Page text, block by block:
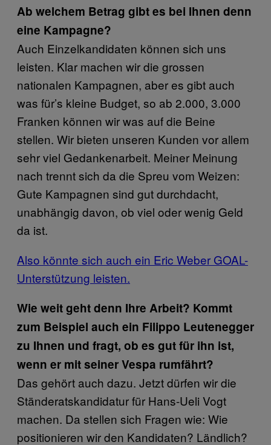
Ab welchem Betrag gibt es bei Ihnen denn
eine Kampagne?
Auch Einzelkandidaten können sich uns
leisten. Klar machen wir die grossen
nationalen Kampagnen, aber es gibt auch
was für’s kleine Budget, so ab 2.000, 3.000
Franken können wir was auf die Beine
stellen. Wir bieten unseren Kunden vor allem
sehr viel Gedankenarbeit. Meiner Meinung
nach trennt sich da die Spreu vom Weizen:
Gute Kampagnen sind gut durchdacht,
unabhängig davon, ob viel oder wenig Geld
da ist.
Also könnte sich auch ein Eric Weber GOAL-
Unterstützung leisten.
Wie weit geht denn Ihre Arbeit? Kommt
zum Beispiel auch ein Filippo Leutenegger
zu Ihnen und fragt, ob es gut für ihn ist,
wenn er mit seiner Vespa rumfährt?
Das gehört auch dazu. Jetzt dürfen wir die
Ständeratskandidatur für Hans-Ueli Vogt
machen. Da stellen sich Fragen wie: Wie
positionieren wir den Kandidaten? Ländlich?